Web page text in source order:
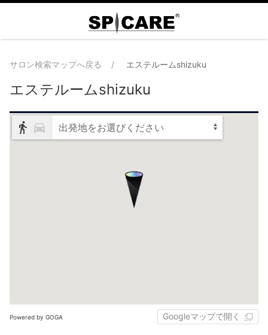
サロン検索マップへ戻る エステルームshizuku
エステルームshizuku
出発地をお選びください
Powered by GOGA Googleマップで開く